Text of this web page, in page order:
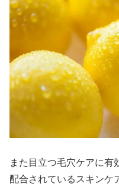
また目立つ毛穴ケアに有
配合されているスキンケ